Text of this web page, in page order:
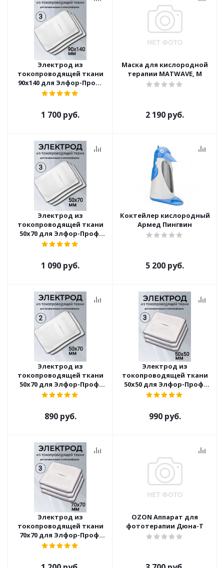
Электрод из
токопроводящей ткани
90x140 для Элфор-Проф,
ПОТОК ( 3 шт )
1 700 руб.
Маска для кислородной
терапии MATWAVE, M
2 190 руб.
Электрод из
токопроводящей ткани
50x70 для Элфор-Проф,
ПОТОК ( 3 шт )
1 090 руб.
Коктейлер кислородный
Армед Пингвин
5 200 руб.
Электрод из
токопроводящей ткани
50x70 для Элфор-Проф,
ПОТОК ( 2 шт )
890 руб.
Электрод из
токопроводящей ткани
50x50 для Элфор-Проф,
ПОТОК ( 3 шт )
990 руб.
Электрод из
токопроводящей ткани
70x70 для Элфор-Проф,
ПОТОК ( 3 шт )
OZON Аппарат для
фототерапии Дюна-Т